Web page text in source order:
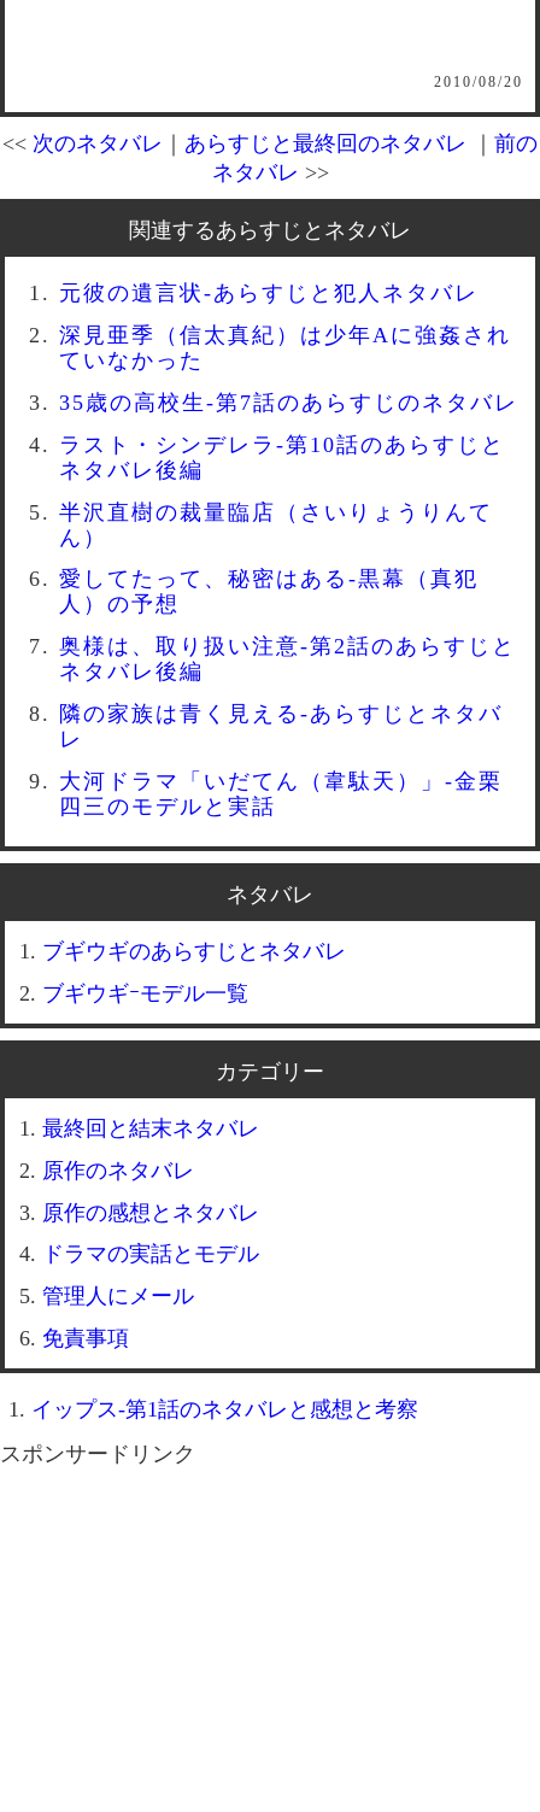
2010/08/20
<< 次のネタバレ あらすじと最終回のネタバレ
前の
ネタバレ >>
関連するあらすじとネタバレ
元彼の遺言状-あらすじと犯人ネタバレ
深見亜季（信太真紀）は少年Aに強姦され
ていなかった
35歳の高校生-第7話のあらすじのネタバレ
ラスト・シンデレラ-第10話のあらすじと
ネタバレ後編
半沢直樹の裁量臨店（さいりょうりんて
ん）
愛してたって、秘密はある-黒幕（真犯
人）の予想
奥様は、取り扱い注意-第2話のあらすじと
ネタバレ後編
隣の家族は青く見える-あらすじとネタバ
レ
大河ドラマ「いだてん（韋駄天）」-金栗
四三のモデルと実話
ネタバレ
ブギウギのあらすじとネタバレ
ブギウギｰモデル一覧
カテゴリー
最終回と結末ネタバレ
原作のネタバレ
原作の感想とネタバレ
ドラマの実話とモデル
管理人にメール
免責事項
イップス-第1話のネタバレと感想と考察
スポンサードリンク